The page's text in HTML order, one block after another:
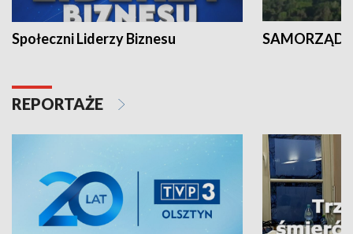
Społeczni Liderzy Biznesu SAMORZĄD
REPORTAŻE